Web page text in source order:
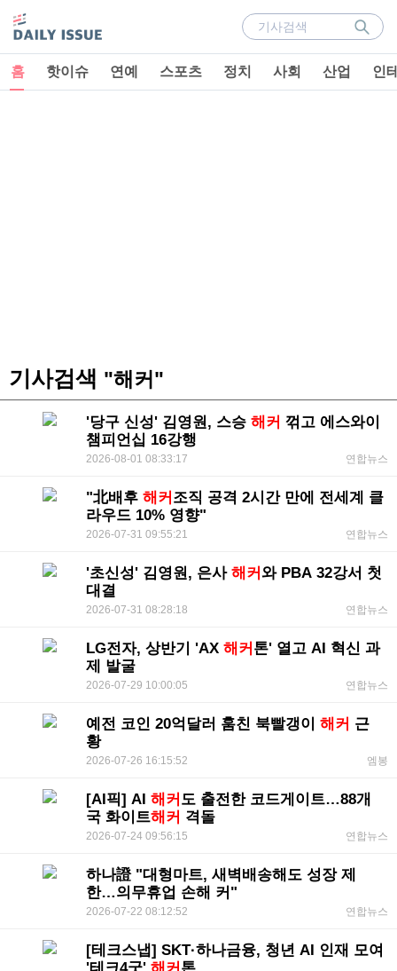
홈 핫이슈 연예 스포츠 정치 사회 산업 인
기사검색 "해커"
'당구 신성' 김영원, 스승 해커 꺾고 에스와이
챔피언십 16강행
2026-08-01 08:33:17 연합뉴스
"北배후 해커 조직 공격 2시간 만에 전세계 클
라우드 10% 영향"
2026-07-31 09:55:21 연합뉴스
'초신성' 김영원, 은사 해커 와 PBA 32강서 첫
대결
2026-07-31 08:28:18 연합뉴스
LG전자, 상반기 'AX 해커 톤' 열고 AI 혁신 과
제 발굴
2026-07-29 10:00:05 연합뉴스
예전 코인 20억달러 훔친 북빨갱이 해커 근
황
2026-07-26 16:15:52 엠봉
[AI픽] AI 해커 도 출전한 코드게이트…88개
국 화이트해커 격돌
2026-07-24 09:56:15 연합뉴스
하나證 "대형마트, 새벽배송해도 성장 제
한…의무휴업 손해 커"
2026-07-22 08:12:52 연합뉴스
[테크스냅] SKT·하나금융, 청년 AI 인재 모여
'테크4굿' 해커 톤